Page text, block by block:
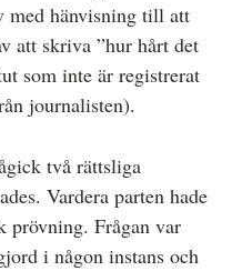
med hänvisning till att
att skriva ”hur hårt det
som inte är registrerat
journalisten).
två rättsliga
Vardera parten hade
Frågan var
i någon instans och